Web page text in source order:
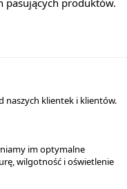
naszych klientek i klientów.
im optymalne
wilgotność i oświetlenie